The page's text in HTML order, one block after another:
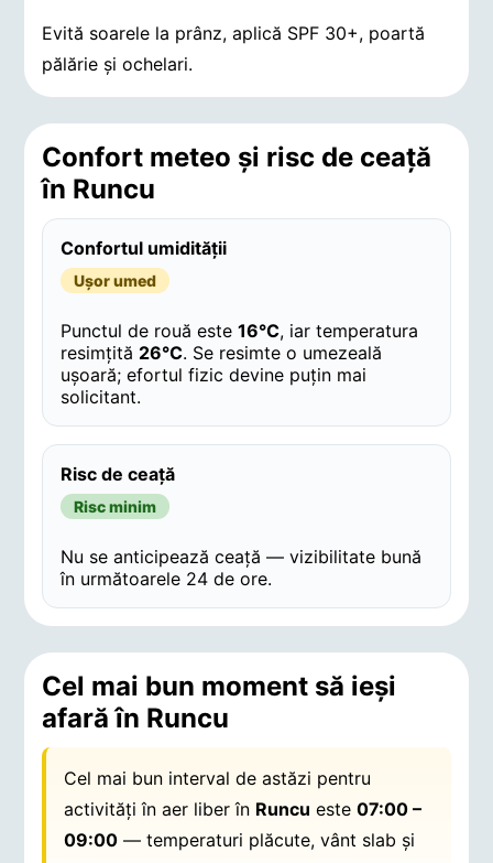
Evită soarele la prânz, aplică SPF 30+, poartă
pălărie și ochelari.
Confort meteo și risc de ceață
în Runcu
Confortul umidității
Ușor umed
Punctul de rouă este16°C, iar temperatura
resimțită 26°C. Se resimte o umezeală
ușoară; efortul fizic devine puțin mai
solicitant.
Risc de ceață
Risc minim
Nu se anticipează ceață — vizibilitate bună
în următoarele 24 de ore.
Cel mai bun moment să ieși
afară în Runcu
Cel mai bun interval de astăzi pentru
activități în aer liber în Runcu este07:00 –
09:00 — temperaturi plăcute, vânt slab și